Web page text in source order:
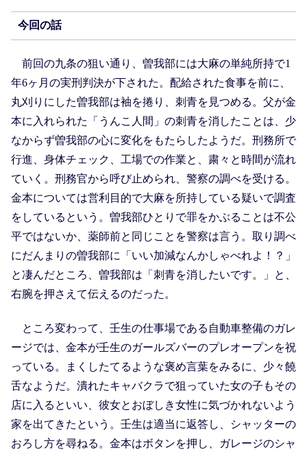
今回の話
前回の九条の狙い通り、曽我部には大麻の単純所持で1
年6ヶ月の実刑判決が下された。配給された食事を前に、
丸刈りにした曽我部は袖を捲り、刺青を見つめる。父が金
本に入れられた「うんこ人間」の刺青を消したことは、少
なからず曽我部の心に変化をもたらしたようだ。刑務所で
行進、身体チェック、工場での作業と、粛々と時間が流れ
ていく。刑務官から呼び止められ、警察の調べを受ける。
金本については営利目的で大麻を所持している疑いで調査
をしているという。曽我部ひとりで罪をかぶることは不公
平ではないか、薬師前と同じことを警察は言う。取り調べ
にだんまりの曽我部に「いい加減なんかしゃべれよ！？」
と凄んだところ、曽我部は「刺青を消したいです。」と、
右腕を押さえて伝えるのだった。
ところ変わって、壬生の仕事場である自動車整備のガレ
ージでは、金本が壬生のガールズバーのプレオープンを祝
っている。まくしたてるような褒め言葉をみるに、少々饒
舌なようだ。潰れたキャバクラで狙っていた女の子もその
店に入るといい、彼女とおぼしき女性に気づかれないよう
家を出てきたという。壬生は適当に返答し、シャッターの
おろし方を尋ねる。金本はボタンを押し、ガレージのシャ